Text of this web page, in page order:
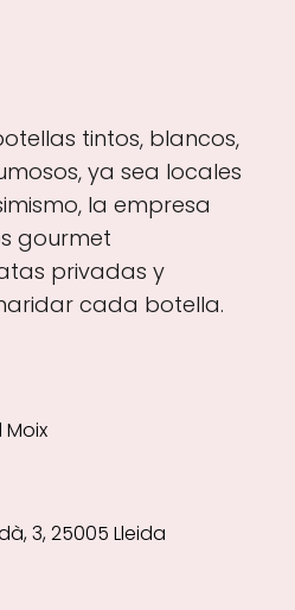
tintos, blancos,
ya sea locales
la empresa
gourmet
privadas y
cada botella.
Moix
3, 25005 Lleida